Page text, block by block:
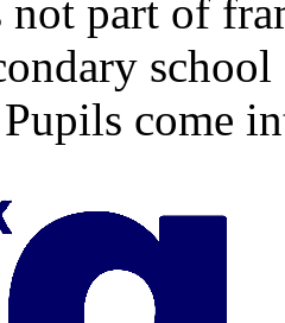
not part of
come